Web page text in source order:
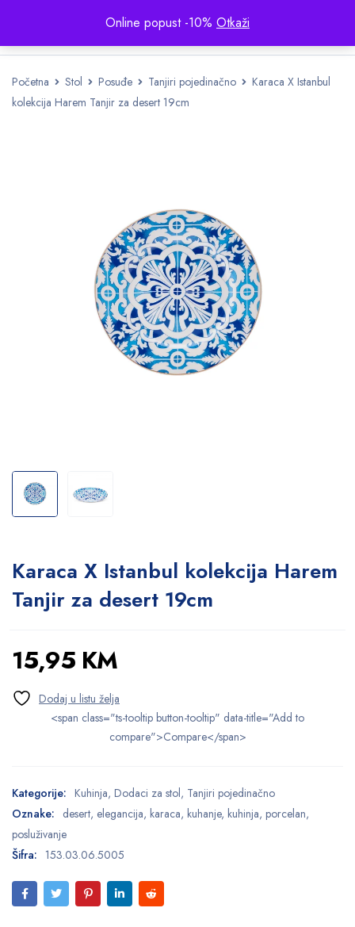
Online popust -10% Otkaži
Početna Stol Posuđe Tanjiri pojedinačno
Karaca X Istanbul
kolekcija Harem Tanjir za desert 19cm
Karaca X Istanbul kolekcija Harem
Tanjir za desert 19cm
15,95 KM
<span class="ts-tooltip button-tooltip" data-title="Add to
compare">Compare</span>
Kategorije: Kuhinja, Dodaci za stol, Tanjiri pojedinačno
Oznake: desert, elegancija, karaca, kuhanje, kuhinja, porcelan,
posluživanje
Šifra: 153.03.06.5005